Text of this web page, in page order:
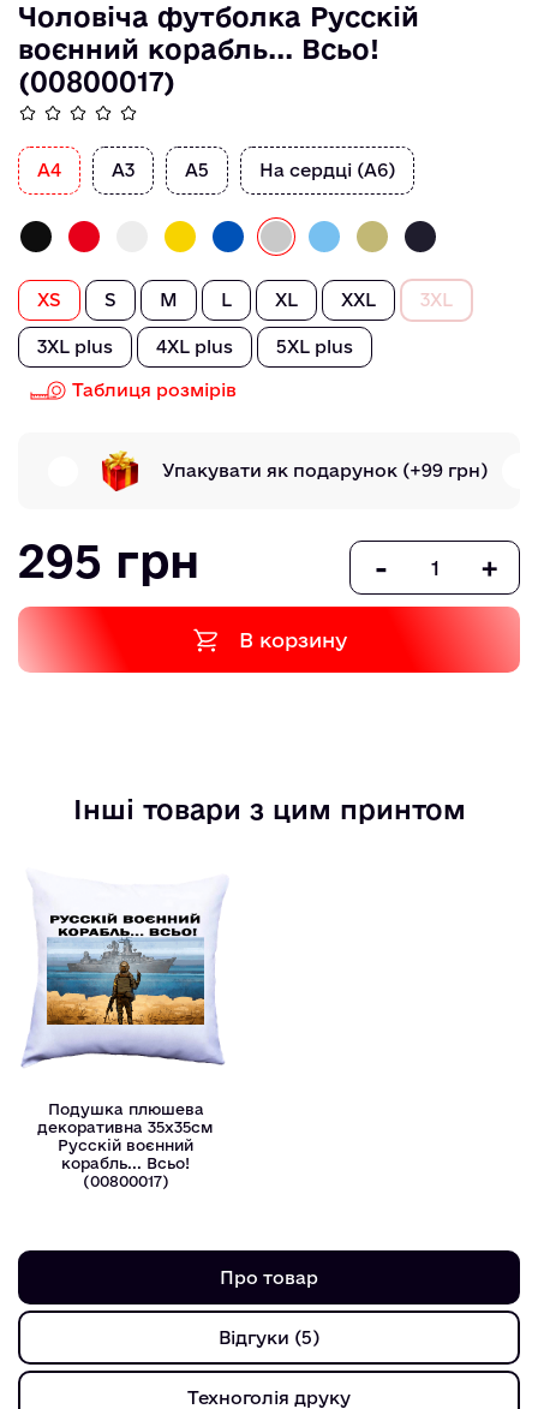
Чоловіча футболка Русскій
воєнний корабль... Всьо!
(00800017)
А4 А3 А5 На сердці (А6)
XS S M L XL XXL 3XL
3XL plus 4XL plus 5XL plus
Таблиця розмірів
Упакувати як подарунок (+99 грн)
295 грн - +
В корзину
Інші товари з цим принтом
Подушка плюшева
декоративна 35х35см
Русскій воєнний
корабль... Всьо!
(00800017)
Про товар
Відгуки (5)
Техноголія друку